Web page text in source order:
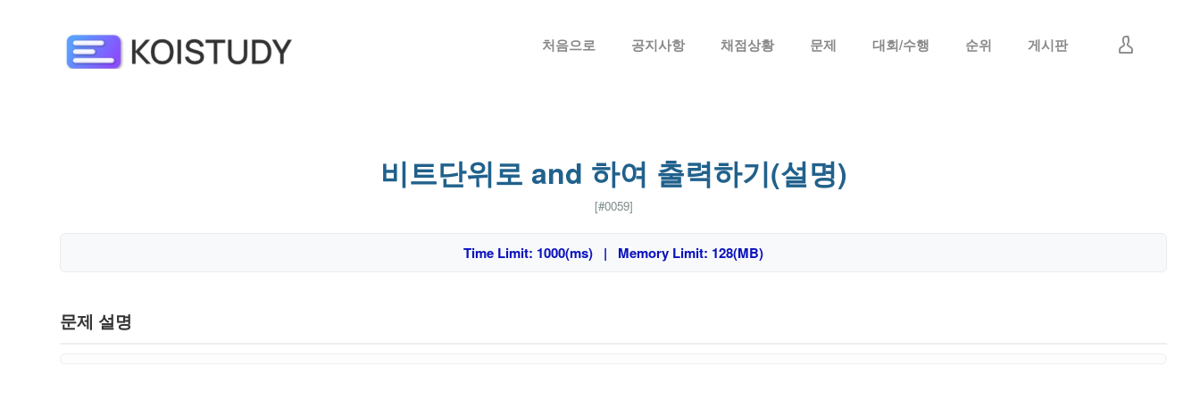
처음으로 공지사항 채점상황 문제 대회/수행 순위 게시판
비트단위로 and 하여 출력하기(설명)
[#0059]
Time Limit: 1000(ms) | Memory Limit: 128(MB)
문제 설명